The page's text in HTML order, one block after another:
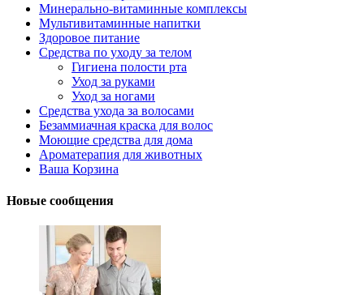
Минерально-витаминные комплексы
Мультивитаминные напитки
Здоровое питание
Средства по уходу за телом
Гигиена полости рта
Уход за руками
Уход за ногами
Средства ухода за волосами
Безаммиачная краска для волос
Моющие средства для дома
Ароматерапия для животных
Ваша Корзина
Новые сообщения